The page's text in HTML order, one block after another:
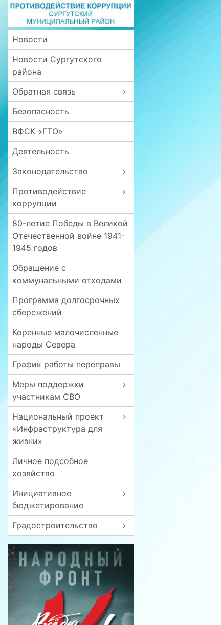
Новости
Новости Сургутского
района
Обратная связь
Безопасность
ВФСК «ГТО»
Деятельность
Законодательство
Противодействие
коррупции
80-летие Победы в Великой
Отечественной войне 1941-
1945 годов
Обращение с
коммунальными отходами
Программа долгосрочных
сбережений
Коренные малочисленные
народы Севера
График работы переправы
Меры поддержки
участникам СВО
Национальный проект
«Инфраструктура для
жизни»
Личное подсобное
хозяйство
Инициативное
бюджетирование
Градостроительство